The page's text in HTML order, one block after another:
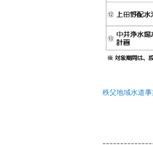
秩父地域水道